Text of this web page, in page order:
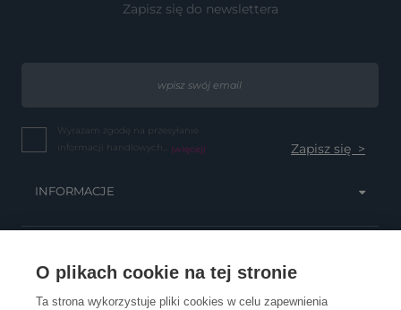
O plikach cookie na tej stronie
Ta strona wykorzystuje pliki cookies w celu zapewnienia
Zapisz się do newslettera
Wyrażam zgodę na przesyłanie
informacji handlowych... (więcej)
INFORMACJE
OBSŁUGA KLIENTA